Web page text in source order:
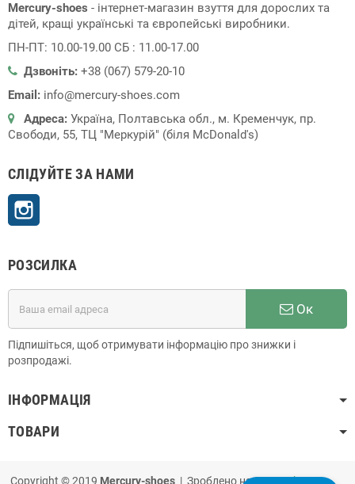
Mercury-shoes - інтернет-магазин взуття для дорослих та
дітей, кращі українські та європейські виробники.
ПН-ПТ: 10.00-19.00 СБ : 11.00-17.00
Дзвоніть: +38 (067) 579-20-10
Email: info@mercury-shoes.com
Адреса: Україна, Полтавська обл., м. Кременчук, пр.
Свободи, 55, ТЦ "Меркурій" (біля McDonald's)
СЛІДУЙТЕ ЗА НАМИ
РОЗСИЛКА
Ок
Підпишіться, щоб отримувати інформацію про знижки і
розпродажі.
ІНФОРМАЦІЯ
ТОВАРИ
Copyright © 2019 Mercury-shoes | Зроблено наPrestaShop